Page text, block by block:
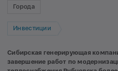
Города
Инвестиции
Сибирская генерирующая
завершение работ по